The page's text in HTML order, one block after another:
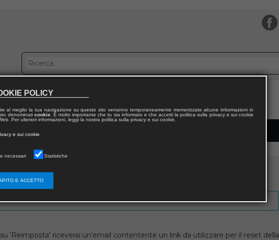
con noi
'Reimposta' riceverai un'email contentente un link da utilizzare per il reset della
POLICY
al meglio la tua navigazione su questo sito verranno temporaneamente memorizzate alcune informazioni in
denominati cookie. È molto importante che tu sia informato e che accetti la politica sulla privacy e sui cookie
Per ulteriori informazioni, leggi la nostra politica sulla privacy e sui cookie.
e sui cookie
necessari Statistiche
E ACCETTO